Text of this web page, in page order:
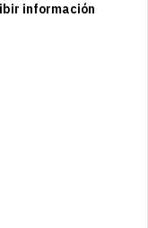
información